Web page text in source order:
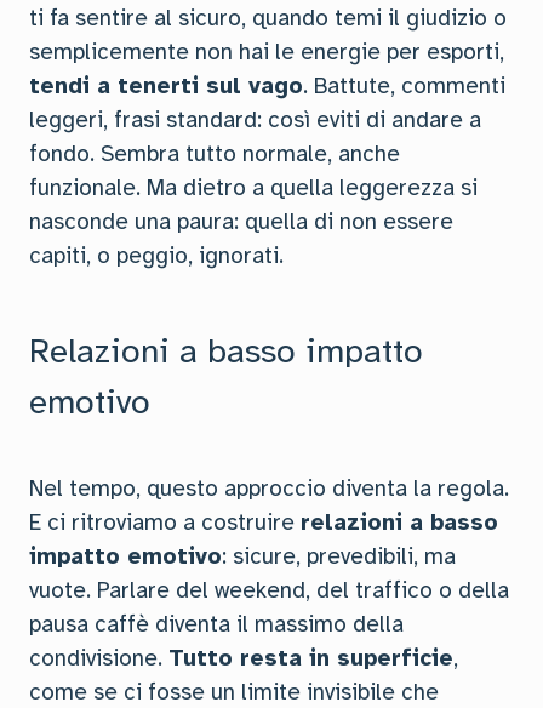
ti fa sentire al sicuro, quando temi il giudizio o
semplicemente non hai le energie per esporti,
tendi a tenerti sul vago. Battute, commenti
leggeri, frasi standard: così eviti di andare a
fondo. Sembra tutto normale, anche
funzionale. Ma dietro a quella leggerezza si
nasconde una paura: quella di non essere
capiti, o peggio, ignorati.
Relazioni a basso impatto
emotivo
Nel tempo, questo approccio diventa la regola.
E ci ritroviamo a costruire relazioni a basso
impatto emotivo: sicure, prevedibili, ma
vuote. Parlare del weekend, del traffico o della
pausa caffè diventa il massimo della
condivisione. Tutto resta in superficie,
come se ci fosse un limite invisibile che